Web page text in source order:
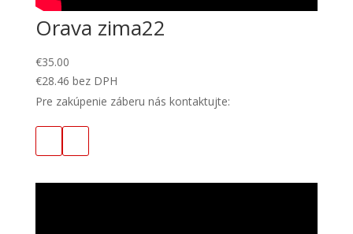
Orava zima22
€35.00
€28.46 bez DPH
Pre zakúpenie záberu nás kontaktujte: